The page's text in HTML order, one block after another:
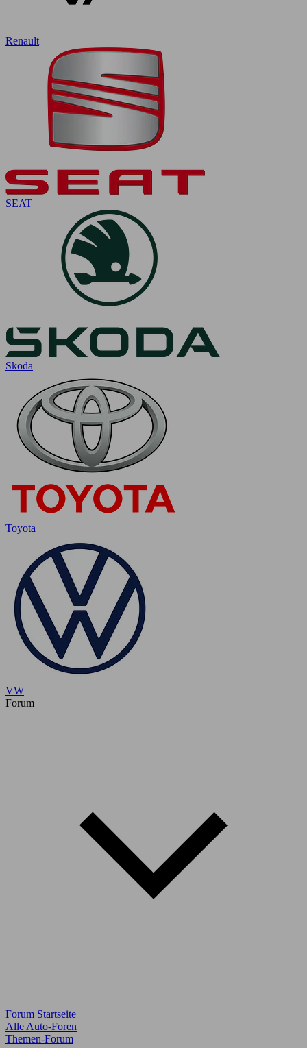
Renault
SEAT
Skoda
Toyota
VW
Forum
Forum Startseite
Alle Auto-Foren
Themen-Forum